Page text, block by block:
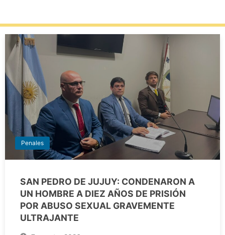
Penales
SAN PEDRO DE JUJUY: CONDENARON A
UN HOMBRE A DIEZ AÑOS DE PRISIÓN
POR ABUSO SEXUAL GRAVEMENTE
ULTRAJANTE